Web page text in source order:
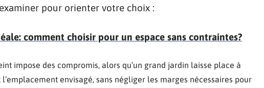
pour orienter votre choix :
comment choisir pour un espace sans contraintes?
impose des compromis, alors qu’un grand jardin laisse place à
envisagé, sans négliger les marges nécessaires pour